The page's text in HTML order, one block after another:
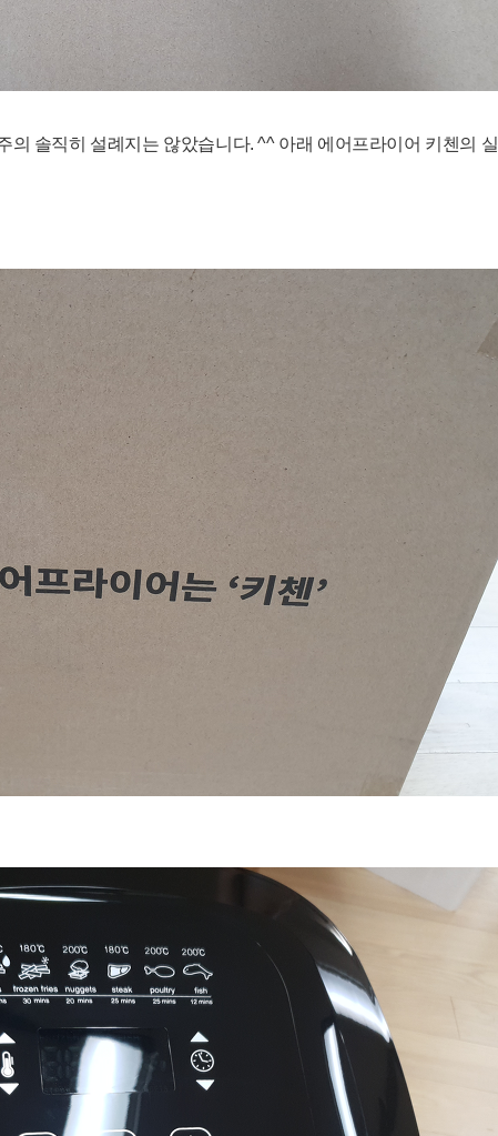
의 솔직히 설례지는 않았습니다. ^^ 아래 에어프라이어 키첸의 실